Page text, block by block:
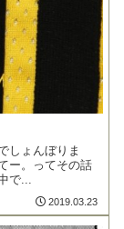
しょんぼりま
ー。ってその話
で...
2019.03.23